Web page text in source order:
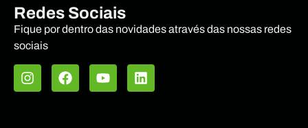
Redes Sociais
Fique por dentro das novidades através das nossas redes
sociais